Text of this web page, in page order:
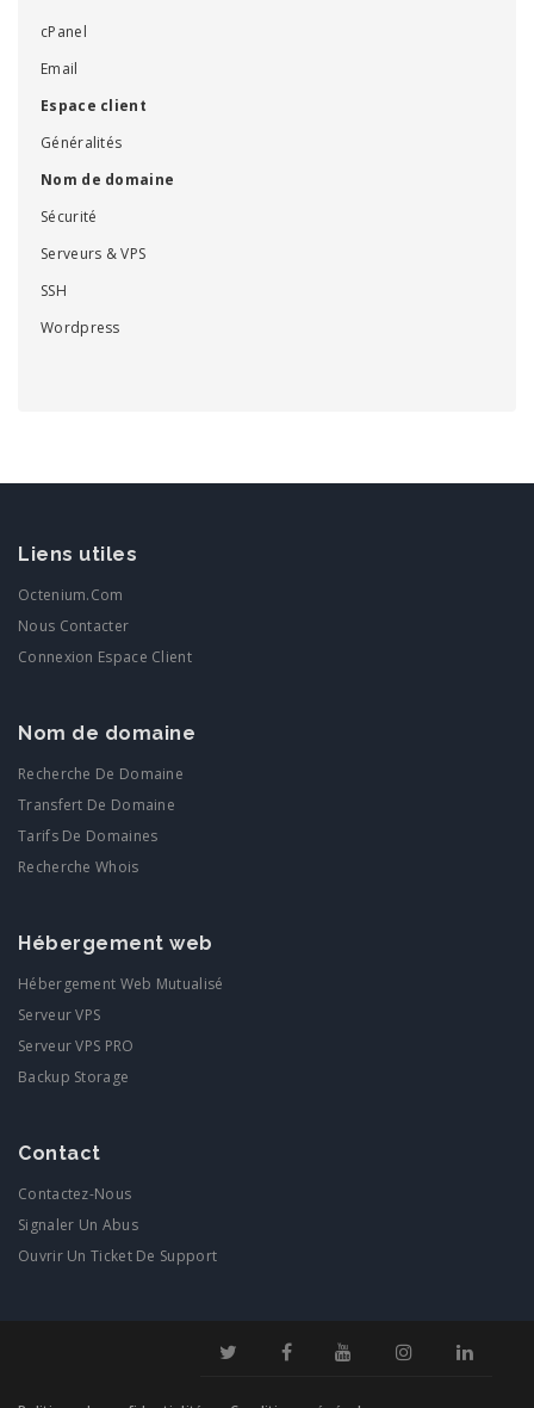
cPanel
Email
Espace client
Généralités
Nom de domaine
Sécurité
Serveurs & VPS
SSH
Wordpress
Liens utiles
Octenium.com
Nous Contacter
Connexion Espace Client
Nom de domaine
Recherche De Domaine
Transfert De Domaine
Tarifs De Domaines
Recherche Whois
Hébergement web
Hébergement Web Mutualisé
Serveur VPS
Serveur VPS PRO
Backup Storage
Contact
Contactez-Nous
Signaler Un Abus
Ouvrir Un Ticket De Support